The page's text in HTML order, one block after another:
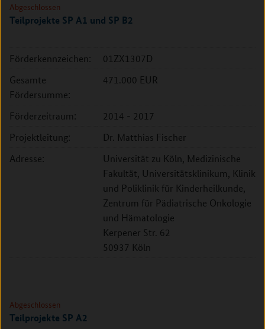
Abgeschlossen
Teilprojekte SP A1 und SP B2
Förderkennzeichen:
01ZX1307D
Gesamte
Fördersumme:
471.000 EUR
Förderzeitraum:
2014 - 2017
Projektleitung:
Dr. Matthias Fischer
Adresse:
Universität zu Köln, Medizinische
Fakultät, Universitätsklinikum, Klinik
und Poliklinik für Kinderheilkunde,
Zentrum für Pädiatrische Onkologie
und Hämatologie
Kerpener Str. 62
50937 Köln
Abgeschlossen
Teilprojekte SP A2